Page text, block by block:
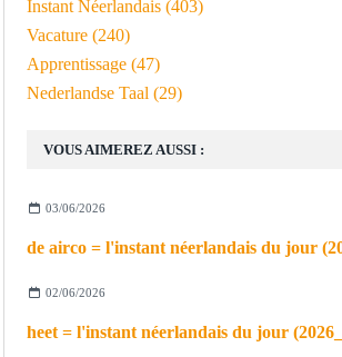
VOUS AIMEREZ AUSSI :
03/06/2026
02/06/2026
Instant Néerlandais (403)
Vacature (240)
Apprentissage (47)
Nederlandse Taal (29)